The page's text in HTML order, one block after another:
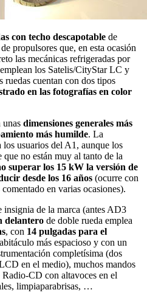
con techo descapotable de
propulsores que, en esta ocasión
las mecánicas refrigeradas por
los Satelis/CityStar LC y
cuentan con dos tipos
en las fotografías en color
unas dimensiones generales más
más humilde. La
usuarios del A1, aunque los
que no están muy al tanto de la
superar los 15 kW la versión de
desde los 16 años (ocurre con
en varias ocasiones).
de la marca (antes AD3
delantero de doble rueda emplea
, con 14 pulgadas para el
más espacioso y con un
completísima (dos
en el medio), muchos mandos
CD con altavoces en el
limpiaparabrisas, …